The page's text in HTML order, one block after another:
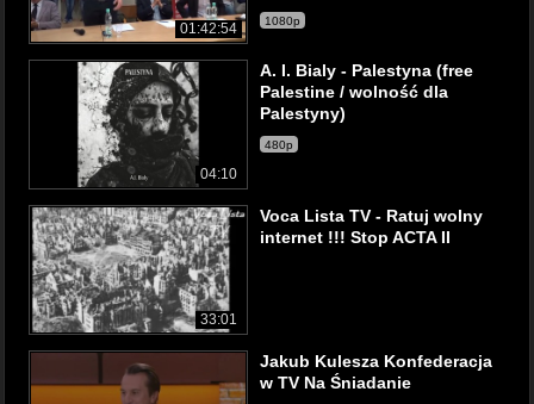
01:42:54 1080p
04:10
A. I. Bialy - Palestyna (free
Palestine / wolność dla
Palestyny)
480p
33:01
Voca Lista TV - Ratuj wolny
internet !!! Stop ACTA II
Jakub Kulesza Konfederacja
w TV Na Śniadanie